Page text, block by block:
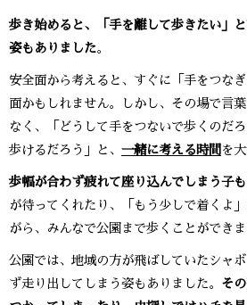
歩き始めると、「手を離して歩きたい」
姿もありました。
安全面から考えると、すぐに「手をつな
面かもしれません。しかし、その場で言
なく、「どうして手をつないで歩くのだ
歩けるだろう」と、 一緒に考える時間 を
歩幅が合わず疲れて座り込んでしまう子も
が待ってくれたり、「もう少しで着くよ
がら、みんなで公園まで歩くことができま
公園では、地域の方が飛ばしていたシャ
ず走り出してしまう姿もありました。 そ